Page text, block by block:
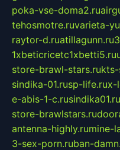
poka-vse-doma2.ru
tehosmotre.ruvarieta-
raytor-d.ruatillagunn.ru
1xbeticricetc1xbetti5.ru
store-brawl-stars.rukts-
sindika-01.rusp-life.rux-
e-abis-1-c.rusindika01.ru
store-brawlstars.ru
antenna-highly.rumine-
3-sex-porn.ruban-